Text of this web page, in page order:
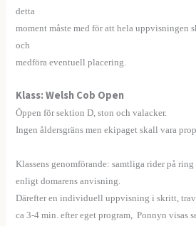
detta
moment måste med för att hela uppvisningen
och
medföra eventuell placering.
Klass: Welsh Cob Open
Öppen för sektion D, ston och valacker.
Ingen åldersgräns men ekipaget skall vara
Klassens genomförande: samtliga rider på
enligt domarens anvisning.
Därefter en individuell uppvisning i skritt,
ca 3-4 min. efter eget program, Ponnyn visas